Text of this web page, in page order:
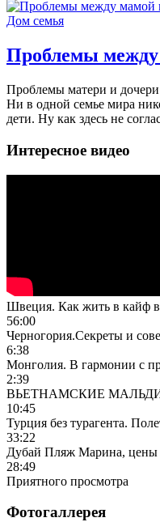
Дом семья
Проблемы
Проблемы матери и
Ни в одной семье мира
дети. Ну как здесь не
Интересное видео
Швеция. Как жить в кайф
56:00
Черногория.Секреты и
6:38
Монголия. В гармонии с
2:39
ВЬЕТНАМСКИЕ
10:45
Турция без турагента.
33:22
Дубай Пляж Марина, цены
28:49
Приятного просмотра
Фотогаллерея